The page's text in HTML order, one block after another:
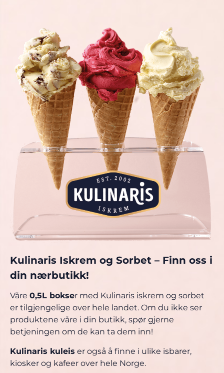
Kulinaris Iskrem og Sorbet – Finn oss i
din nærbutikk!
Våre 0,5L bokser med Kulinaris iskrem og sorbet
er tilgjengelige over hele landet. Om du ikke ser
produktene våre i din butikk, spør gjerne
betjeningen om de kan ta dem inn!
Kulinaris kuleis er også å finne i ulike isbarer,
kiosker og kafeer over hele Norge.